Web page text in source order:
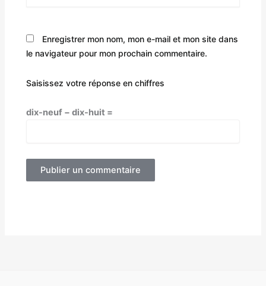
Enregistrer mon nom, mon e-mail et mon site dans
le navigateur pour mon prochain commentaire.
Saisissez votre réponse en chiffres
dix-neuf − dix-huit =